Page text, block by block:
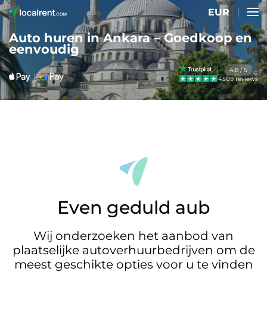
EUR
Auto huren in Ankara – Goedkoop en
eenvoudig
4.8 / 5
4509 reviews
Even geduld aub
Wij onderzoeken het aanbod van
plaatselijke autoverhuurbedrijven om de
meest geschikte opties voor u te vinden